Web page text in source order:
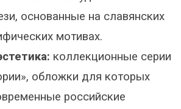
основанные на славянских
мотивах.
коллекционные серии
обложки для которых
российские